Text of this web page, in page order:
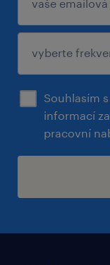
Souhlasím
informací
pracovní